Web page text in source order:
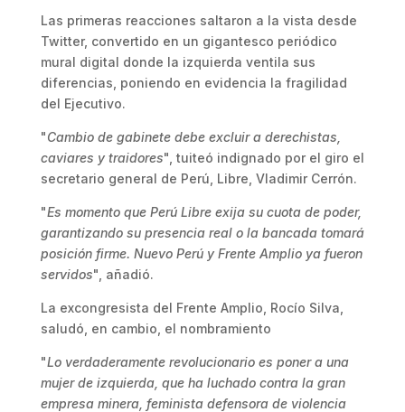
Las primeras reacciones saltaron a la vista desde
Twitter, convertido en un gigantesco periódico
mural digital donde la izquierda ventila sus
diferencias, poniendo en evidencia la fragilidad
del Ejecutivo.
"Cambio de gabinete debe excluir a derechistas,
caviares y traidores", tuiteó indignado por el giro el
secretario general de Perú, Libre, Vladimir Cerrón.
"Es momento que Perú Libre exija su cuota de poder,
garantizando su presencia real o la bancada tomará
posición firme. Nuevo Perú y Frente Amplio ya fueron
servidos", añadió.
La excongresista del Frente Amplio, Rocío Silva,
saludó, en cambio, el nombramiento
"Lo verdaderamente revolucionario es poner a una
mujer de izquierda, que ha luchado contra la gran
empresa minera, feminista defensora de violencia